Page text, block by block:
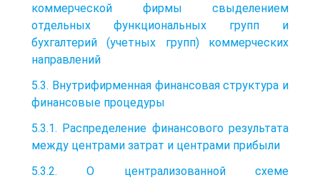
коммерческой фирмы свыделением
отдельных функциональных групп и
бухгалтерий (учетных групп) коммерческих
направлений
5.3. Внутрифирменная финансовая структура и
финансовые процедуры
5.3.1. Распределение финансового результата
между центрами затрат и центрами прибыли
5.3.2. О централизованной схеме